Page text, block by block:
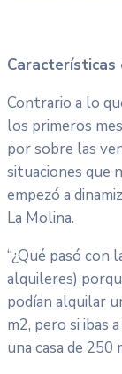
Características
Contrario a lo
los primeros
por sobre las
situaciones que
empezó a
La Molina.
“¿Qué pasó con
alquileres)
podían alquilar
m2, pero si ibas
una casa de 250